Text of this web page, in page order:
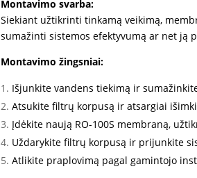
Montavimo svarba:
Siekiant užtikrinti tinkamą veikimą,
sumažinti sistemos efektyvumą ar net ją
Montavimo žingsniai:
Išjunkite vandens tiekimą ir
Atsukite filtrų korpusą ir atsargiai
Įdėkite naują RO-100S membraną,
Uždarykite filtrų korpusą ir prijunkite
Atlikite praplovimą pagal gamintojo